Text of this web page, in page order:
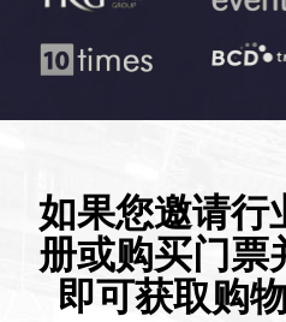
如果您邀请行
册或购买门票
即可获取购